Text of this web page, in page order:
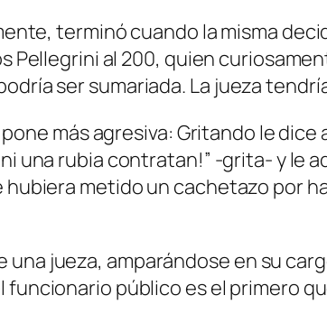
terminó cuando la misma
Pellegrini al 200, quien
ser sumariada. La jueza
más agresiva: Gritando le dice
una rubia contratan!” -grita- y le
hubiera metido un cachetazo por
una jueza, amparándose en su
funcionario público es el primero